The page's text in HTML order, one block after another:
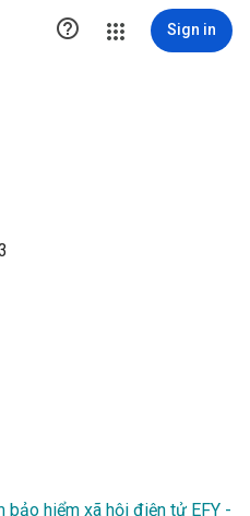
 Sign in
bảo hiểm xã hội điện tử EFY -